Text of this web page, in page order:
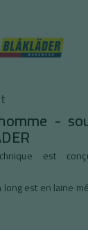
-
est
long est en laine